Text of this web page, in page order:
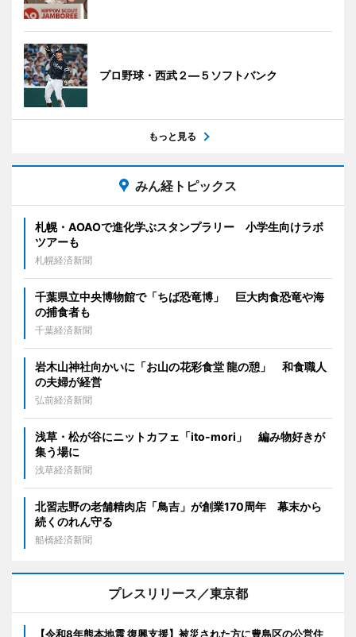
プロ野球・西武２―５ソフトバンク
もっと見る
みん経トピックス
札幌・AOAOで進化学ぶスタンプラリー 小学生向けラボ
ツアーも
札幌経済新聞
千葉県立中央博物館で「ちば恐竜博」 巨大肉食恐竜や海
の捕食者も
千葉経済新聞
岩木山神社向かいに「お山の花彩食堂 龍の憩」 和食職人
の夫婦が経営
弘前経済新聞
浅草・松が谷にニットカフェ「ito-mori」 編み物好きが
集う場に
浅草経済新聞
北習志野の老舗精肉店「鳥吉」が創業170周年 幕末から
続くのれん守る
船橋経済新聞
プレスリリース／東京都
【令和8年熊本地震 復興支援】被災された方に豊島区の公営住